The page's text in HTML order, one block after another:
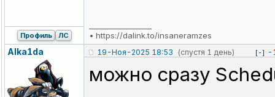
• https://dalink.to/insaneramzes
Профиль ЛС
Alka1da 19-Ноя-2025 18:53 (спустя 1 день) [-] -
можно сразу